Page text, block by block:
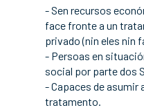
- Sen recursos
face fronte a un
privado (nin eles nin
- Persoas en
social por parte dos
- Capaces de asumir
tratamento.